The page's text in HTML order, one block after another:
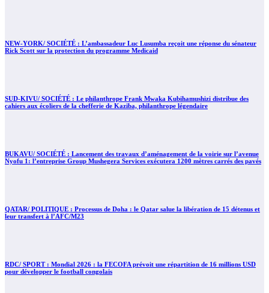
NEW-YORK/ SOCIÉTÉ : L’ambassadeur Luc Lusumba reçoit une réponse du sénateur
Rick Scott sur la protection du programme Medicaid
SUD-KIVU/ SOCIÉTÉ : Le philanthrope Frank Mwaka Kubihamushizi distribue des
cahiers aux écoliers de la chefferie de Kaziba, philanthrope légendaire
BUKAVU/ SOCIÉTÉ : Lancement des travaux d’aménagement de la voirie sur l’avenue
Nyofu 1: l’entreprise Group Mushegera Services exécutera 1200 mètres carrés des pavés
QATAR/ POLITIQUE : Processus de Doha : le Qatar salue la libération de 15 détenus et
leur transfert à l’AFC/M23
RDC/ SPORT : Mondial 2026 : la FECOFA prévoit une répartition de 16 millions USD
pour développer le football congolais